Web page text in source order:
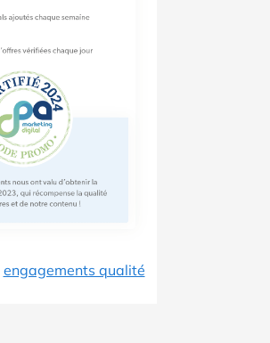
engagements qualité